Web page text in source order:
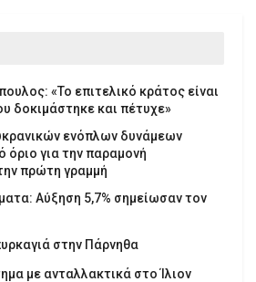
«Το επιτελικό κράτος είναι
δοκιμάστηκε και πέτυχε»
ενόπλων δυνάμεων
όριο για την παραμονή
πρώτη γραμμή
Αύξηση 5,7% σημείωσαν τον
στην Πάρνηθα
με ανταλλακτικά στο Ίλιον